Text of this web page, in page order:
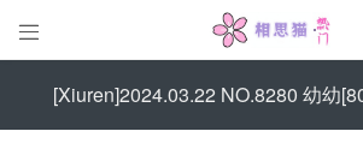

[Xiuren]2024.03.22 NO.8280 幼幼